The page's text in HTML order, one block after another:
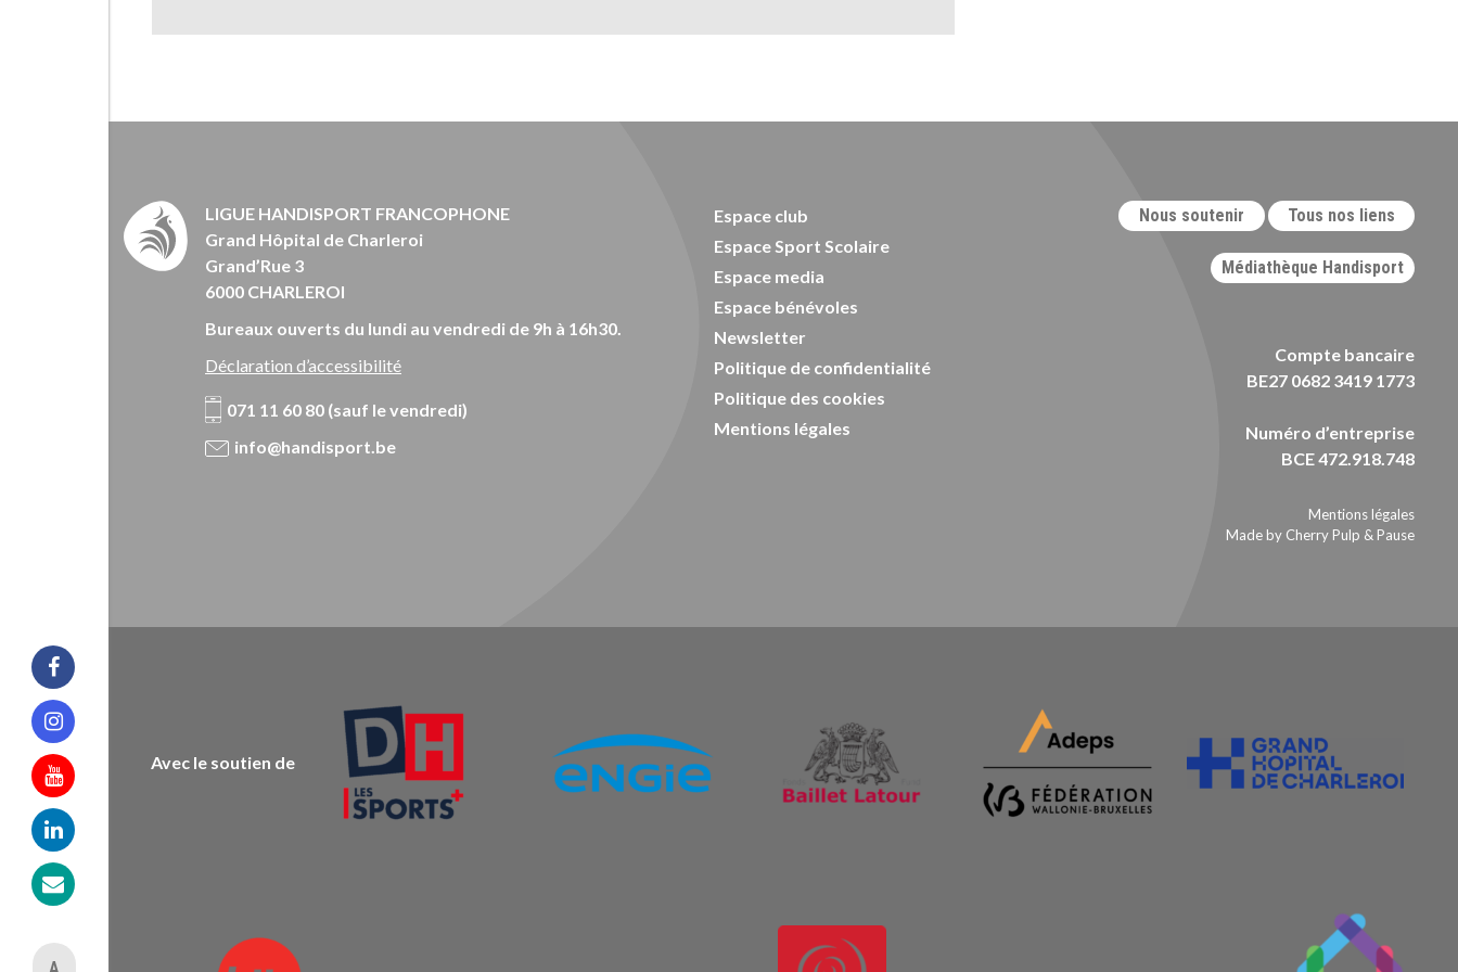
Facebook
Instagram
Youtube
Linkedin
LIGUE HANDISPORT FRANCOPHONE
Grand Hôpital de Charleroi
Grand’Rue 3
6000 CHARLEROI
Bureaux ouverts du lundi au vendredi de 9h à 16h30.
Déclaration d’accessibilité
071 11 60 80 (sauf le vendredi)
info@handisport.be
Espace club
Espace Sport Scolaire
Espace media
Espace bénévoles
Newsletter
Politique de confidentialité
Politique des cookies
Mentions légales
Nous soutenir Tous nos liens
Médiathèque Handisport
Compte bancaire
BE27 0682 3419 1773
Numéro d’entreprise
BCE 472.918.748
Mentions légales
Made by Cherry Pulp & Pause
Avec le soutien de